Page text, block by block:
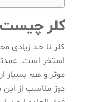
کلر
کلر تا حد زیادی
استخر است.
موثر و هم بسیار
دوز مناسب از این